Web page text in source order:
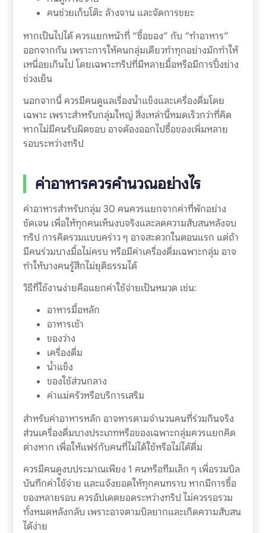
คนช่วยเก็บโต๊ะ ล้างจาน และจัดการขยะ
หากเป็นไปได้ ควรแยกหน้าที่ “ซื้อของ” กับ “ทำอาหาร”
ออกจากกัน เพราะการให้คนกลุ่มเดียวทำทุกอย่างมักทำให้
เหนื่อยเกินไป โดยเฉพาะทริปที่มีหลายมื้อหรือมีการปิ้งย่าง
ช่วงเย็น
นอกจากนี้ ควรมีคนดูแลเรื่องน้ำแข็งและเครื่องดื่มโดย
เฉพาะ เพราะสำหรับกลุ่มใหญ่ สิ่งเหล่านี้หมดเร็วกว่าที่คิด
หากไม่มีคนรับผิดชอบ อาจต้องออกไปซื้อของเพิ่มหลาย
รอบระหว่างทริป
ค่าอาหารควรคำนวณอย่างไร
ค่าอาหารสำหรับกลุ่ม 30 คนควรแยกจากค่าที่พักอย่าง
ชัดเจน เพื่อให้ทุกคนเห็นงบจริงและลดความสับสนหลังจบ
ทริป การคิดรวมแบบคร่าว ๆ อาจสะดวกในตอนแรก แต่ถ้า
มีคนร่วมบางมื้อไม่ครบ หรือมีค่าเครื่องดื่มเฉพาะกลุ่ม อาจ
ทำให้บางคนรู้สึกไม่ยุติธรรมได้
วิธีที่ใช้งานง่ายคือแยกค่าใช้จ่ายเป็นหมวด เช่น:
อาหารมื้อหลัก
อาหารเช้า
ของว่าง
เครื่องดื่ม
น้ำแข็ง
ของใช้ส่วนกลาง
ค่าแม่ครัวหรือบริการเสริม
สำหรับค่าอาหารหลัก อาจหารตามจำนวนคนที่ร่วมกินจริง
ส่วนเครื่องดื่มบางประเภทหรือของเฉพาะกลุ่มควรแยกคิด
ต่างหาก เพื่อให้แฟร์กับคนที่ไม่ได้ใช้หรือไม่ได้ดื่ม
ควรมีคนดูงบประมาณเพียง 1 คนหรือทีมเล็ก ๆ เพื่อรวมบิล
บันทึกค่าใช้จ่าย และแจ้งยอดให้ทุกคนทราบ หากมีการซื้อ
ของหลายรอบ ควรอัปเดตยอดระหว่างทริป ไม่ควรรอรวม
ทั้งหมดหลังกลับ เพราะอาจตามบิลยากและเกิดความสับสน
ได้ง่าย